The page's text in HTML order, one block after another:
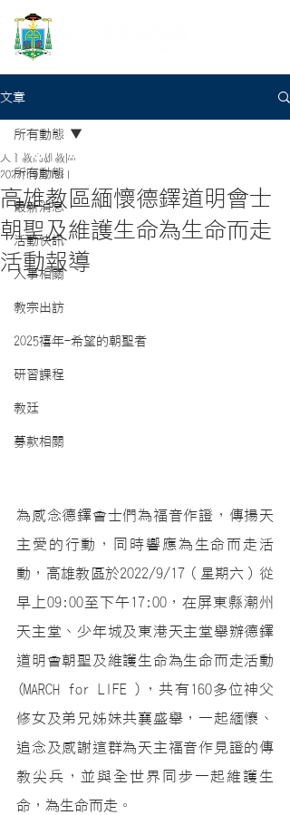
文章
所有動態
最新消息
活動快訊
人事相關
教宗出訪
2025禧年-希望的朝聖者
研習課程
教廷
募款相關
所有動態
高雄教區緬懷德鐸道明會士
朝聖及維護生命為生命而走
活動報導
天主教高雄教區
2022年9月19日
為感念德鐸會士們為福音作證，傳揚天
主愛的行動，同時響應為生命而走活
動，高雄教區於2022/9/17（星期六）從
早上09:00至下午17:00，在屏東縣潮州
天主堂、少年城及東港天主堂舉辦德鐸
道明會朝聖及維護生命為生命而走活動
(MARCH for LIFE )，共有160多位神父
修女及弟兄姊妹共襄盛舉，一起緬懷、
追念及感謝這群為天主福音作見證的傳
教尖兵，並與全世界同步一起維護生
命，為生命而走。